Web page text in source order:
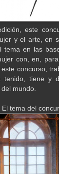
este
y el arte, en
tema en las
con, en,
concurso,
tenido, tiene y
mundo.
El tema del